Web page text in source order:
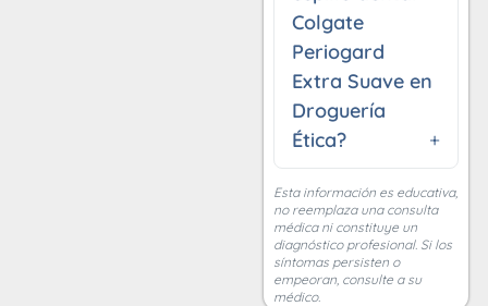
Colgate
Periogard
Extra Suave en
Droguería
Ética?
Esta información es educativa,
no reemplaza una consulta
médica ni constituye un
diagnóstico profesional. Si los
síntomas persisten o
empeoran, consulte a su
médico.